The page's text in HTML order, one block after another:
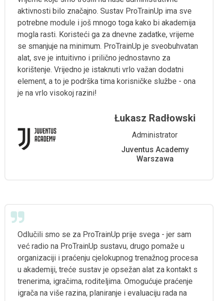
aktivnosti bilo značajno. Sustav ProTrainUp ima sve
potrebne module i još mnogo toga kako bi akademija
mogla rasti. Koristeći ga za dnevne zadatke, vrijeme
se smanjuje na minimum. ProTrainUp je sveobuhvatan
alat, sve je intuitivno i prilično jednostavno za
korištenje. Vrijedno je istaknuti vrlo važan dodatni
element, a to je podrška tima korisničke službe - ona
je na vrlo visokoj razini!
Łukasz Radłowski
Administrator
Juventus Academy
Warszawa
Odlučili smo se za ProTrainUp prije svega - jer sam
već radio na ProTrainUp sustavu, drugo pomaže u
organizaciji i praćenju cjelokupnog trenažnog procesa
u akademiji, treće sustav je opsežan alat za kontakt s
trenerima, igračima, roditeljima. Omogućuje praćenje
igrača na više razina, planiranje i evaluaciju rada na